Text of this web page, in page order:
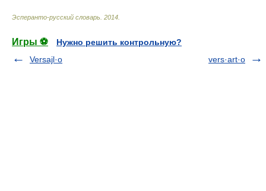
Эсперанто-русский словарь 2014
Игры ⚽
Нужно решить контрольную?
Versajl·o
vers·art·o